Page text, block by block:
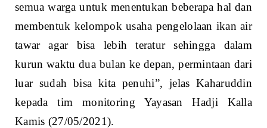
semua warga untuk menentukan beberapa hal dan
membentuk kelompok usaha pengelolaan ikan air
tawar agar bisa lebih teratur sehingga dalam
kurun waktu dua bulan ke depan, permintaan dari
luar sudah bisa kita penuhi”, jelas Kaharuddin
kepada tim monitoring Yayasan Hadji Kalla
Kamis (27/05/2021).